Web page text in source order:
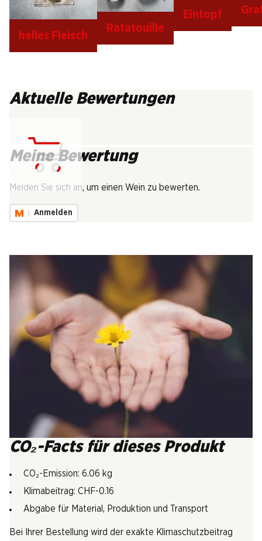
helles Fleisch
Ratatouille
Eintopf
Aktuelle Bewertungen
Meine Bewertung
Melden Sie sich an, um einen Wein zu bewerten.
Anmelden
CO₂-Facts für dieses Produkt
CO₂-Emission: 6.06 kg
Klimabeitrag: CHF-0.16
Abgabe für Material, Produktion und Transport
Bei Ihrer Bestellung wird der exakte Klimaschutzbeitrag